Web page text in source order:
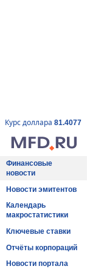
Курс доллара 81.4077
Финансовые
новости
Новости эмитентов
Календарь
макростатистики
Ключевые ставки
Отчёты корпораций
Новости портала